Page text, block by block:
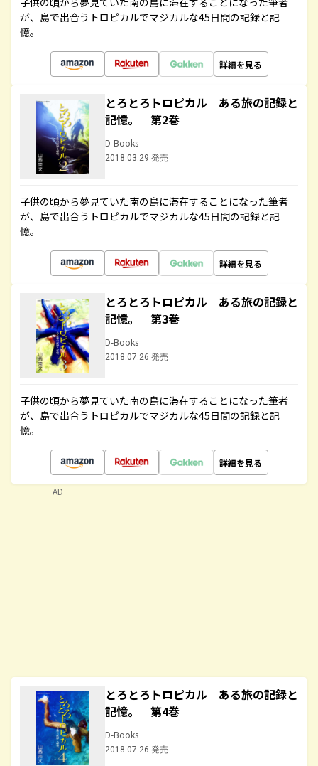
が、島で出合うトロピカルでマジカルな45日間の記録と記
憶。
詳細を見る
とろとろトロピカル ある旅の記録と
記憶。 第2巻
D-Books
2018.03.29 発売
子供の頃から夢見ていた南の島に滞在することになった筆者
が、島で出合うトロピカルでマジカルな45日間の記録と記
憶。
詳細を見る
とろとろトロピカル ある旅の記録と
記憶。 第3巻
D-Books
2018.07.26 発売
子供の頃から夢見ていた南の島に滞在することになった筆者
が、島で出合うトロピカルでマジカルな45日間の記録と記
憶。
詳細を見る
とろとろトロピカル ある旅の記録と
記憶。 第4巻
D-Books
2018.07.26 発売
AD